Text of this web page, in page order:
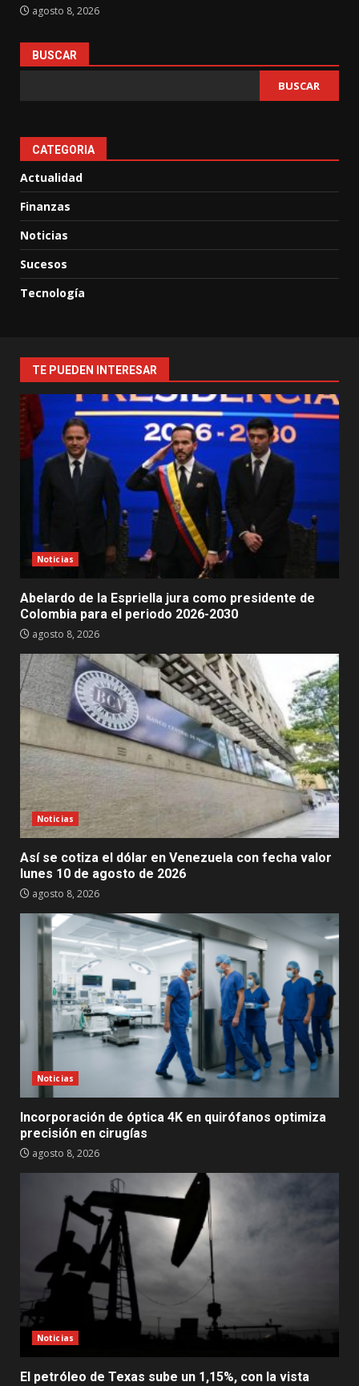
agosto 8, 2026
BUSCAR
BUSCAR
CATEGORIA
Actualidad
Finanzas
Noticias
Sucesos
Tecnología
TE PUEDEN INTERESAR
Noticias
Abelardo de la Espriella jura como presidente de
Colombia para el periodo 2026-2030
agosto 8, 2026
Noticias
Así se cotiza el dólar en Venezuela con fecha valor
lunes 10 de agosto de 2026
agosto 8, 2026
Noticias
Incorporación de óptica 4K en quirófanos optimiza
precisión en cirugías
agosto 8, 2026
Noticias
El petróleo de Texas sube un 1,15%, con la vista